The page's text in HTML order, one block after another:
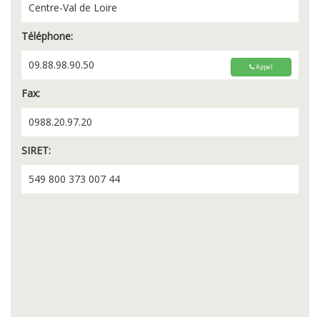
Centre-Val de Loire
Téléphone:
09.88.98.90.50 Appel
Fax:
0988.20.97.20
SIRET:
549 800 373 007 44